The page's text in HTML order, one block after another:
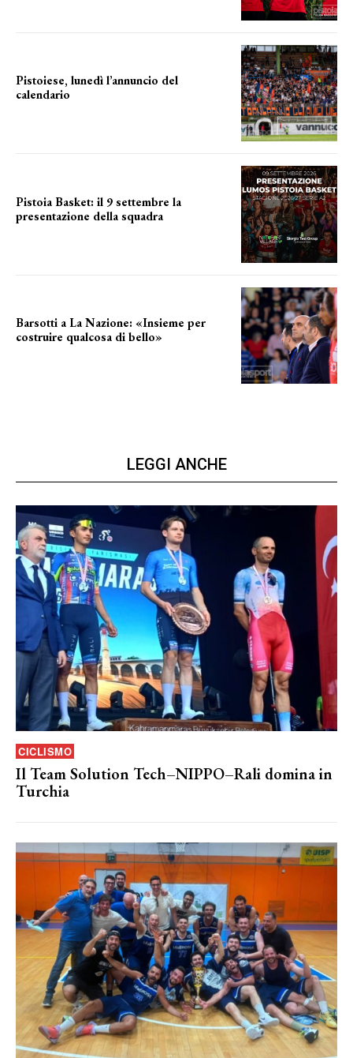
Pistoiese, lunedì l’annuncio del
calendario
Pistoia Basket: il 9 settembre la
presentazione della squadra
Barsotti a La Nazione: «Insieme per
costruire qualcosa di bello»
LEGGI ANCHE
CICLISMO
Il Team Solution Tech–NIPPO–Rali domina in
Turchia